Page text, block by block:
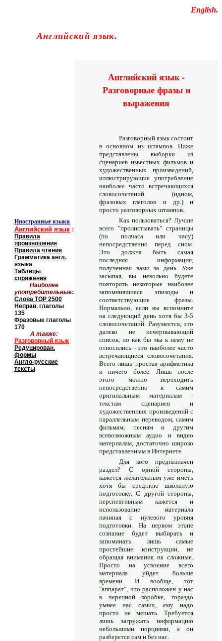
English.
-Английский язык.
Иностранные языки
Английский язык :
Правила
произношения
Правила чтения
Грамматика англ.
языка
Таблицы
спряжения
Наиболее
употребительные:
Слова TOP 2500
Неправ. глаголы
135
Фразовые глаголы
170
А также:
Разговорный язык
Редуцирован.
формы
Англо-русские
тексты
Английский язык -
Разговорные фразы и
выражения
Разговорный язык состоит
в основном из штампов. Ниже
представлены выборки из
сценариев известных фильмов и
художественных произведений,
иллюстрирующие употребление
наиболее часто встречающихся
словосочетаний (идиом,
фразовых глаголов и др.) и
просто разговорных штампов.
Как пользоваться? Лучше
всего "пролистывать" страницы
(по полчаса или часу)
непосредственно перед сном.
Это должна быть самая
последняя информация,
полученная вами за день. Уже
засыпая, вы невольно будете
повторять некоторые наиболее
запомнившиеся эпизоды и
соответствующие фразы.
Нормально, если вы вспомните
на следующий день хотя бы 3-5
словосочетаний. Разумеется, это
далеко не исчерпывающий
список, но как бы мы к нему не
относились - это наиболее часто
встречающиеся словосочетания.
Всего лишь простая арифметика
и ничего более. Лишь после
этого можно переходить
непосредственно к самим
оригинальным материалам -
текстам сценариев и
художественных произведений с
параллельным переводом, самим
фильмам, песням и другим
всевозможным аудио и видео
материалам, достаточно широко
представленным в Интернете.
Для кого предназначен
раздел? С одной стороны,
кажется желательным уже иметь
хотя бы среднюю школьную
подготовку. С другой стороны,
перспективным кажется и
использование материала
начиная с нулевого уровня
подготовки. На первом этапе
сознание будет выбирать и
запоминать лишь самые
простейшие конструкции, не
обращая внимания на сложные.
Просто на усвоение всего
материала уйдет больше
времени. И вообще, тот
"аппарат", что расположен у нас
в черепной коробке, гораздо
умнее нас самих, ему надо
просто не мешать. Требуется
лишь загружать информацию
небольшими порциями, а он
разберется сам и без нас.